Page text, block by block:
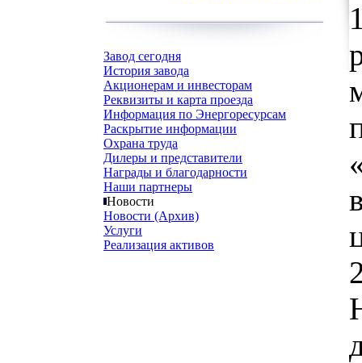
Завод сегодня
История завода
Акционерам и инвесторам
Реквизиты и карта проезда
Информация по Энергоресурсам
Раскрытие информации
Охрана труда
Дилеры и представители
Награды и благодарности
Наши партнеры
Новости
Новости (Архив)
Услуги
Реализация активов